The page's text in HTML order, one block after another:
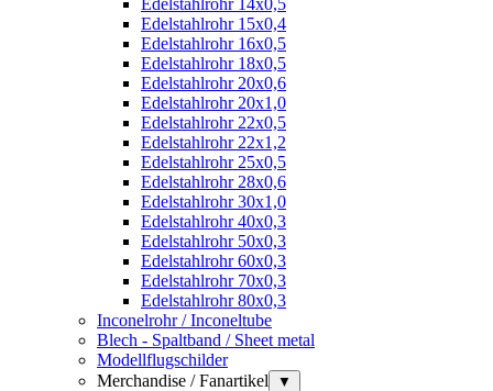
Edelstahlrohr 15x0,4
Edelstahlrohr 16x0,5
Edelstahlrohr 18x0,5
Edelstahlrohr 20x0,6
Edelstahlrohr 20x1,0
Edelstahlrohr 22x0,5
Edelstahlrohr 22x1,2
Edelstahlrohr 25x0,5
Edelstahlrohr 28x0,6
Edelstahlrohr 30x1,0
Edelstahlrohr 40x0,3
Edelstahlrohr 50x0,3
Edelstahlrohr 60x0,3
Edelstahlrohr 70x0,3
Edelstahlrohr 80x0,3
Inconelrohr / Inconeltube
Blech - Spaltband / Sheet metal
Modellflugschilder
Merchandise / Fanartikel
▼